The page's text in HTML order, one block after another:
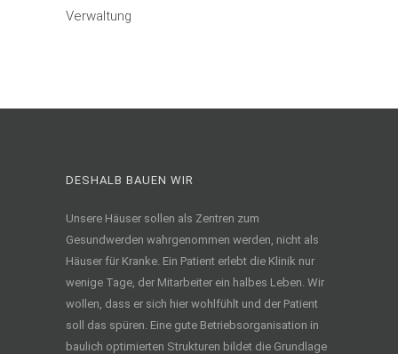
Verwaltung
DESHALB BAUEN WIR
Unsere Häuser sollen als Zentren zum
Gesundwerden wahrgenommen werden, nicht als
Häuser für Kranke. Ein Patient erlebt die Klinik nur
wenige Tage, der Mitarbeiter ein halbes Leben. Wir
wollen, dass er sich hier wohlfühlt und der Patient
soll das spüren. Eine gute Betriebsorganisation in
baulich optimierten Strukturen bildet die Grundlage